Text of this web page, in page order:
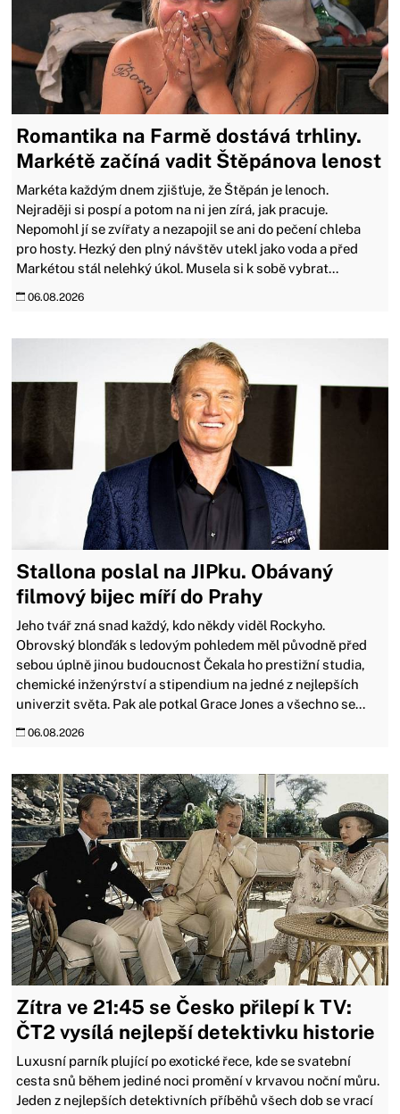
Romantika na Farmě dostává trhliny.
Markétě začíná vadit Štěpánova lenost
Markéta každým dnem zjišťuje, že Štěpán je lenoch.
Nejraději si pospí a potom na ni jen zírá, jak pracuje.
Nepomohl jí se zvířaty a nezapojil se ani do pečení chleba
pro hosty. Hezký den plný návštěv utekl jako voda a před
Markétou stál nelehký úkol. Musela si k sobě vybrat...
06.08.2026
Stallona poslal na JIPku. Obávaný
filmový bijec míří do Prahy
Jeho tvář zná snad každý, kdo někdy viděl Rockyho.
Obrovský blonďák s ledovým pohledem měl původně před
sebou úplně jinou budoucnost Čekala ho prestižní studia,
chemické inženýrství a stipendium na jedné z nejlepších
univerzit světa. Pak ale potkal Grace Jones a všechno se...
06.08.2026
Zítra ve 21:45 se Česko přilepí k TV:
ČT2 vysílá nejlepší detektivku historie
Luxusní parník plující po exotické řece, kde se svatební
cesta snů během jediné noci promění v krvavou noční můru.
Jeden z nejlepších detektivních příběhů všech dob se vrací